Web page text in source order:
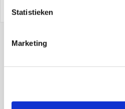
Statistieken
Marketing